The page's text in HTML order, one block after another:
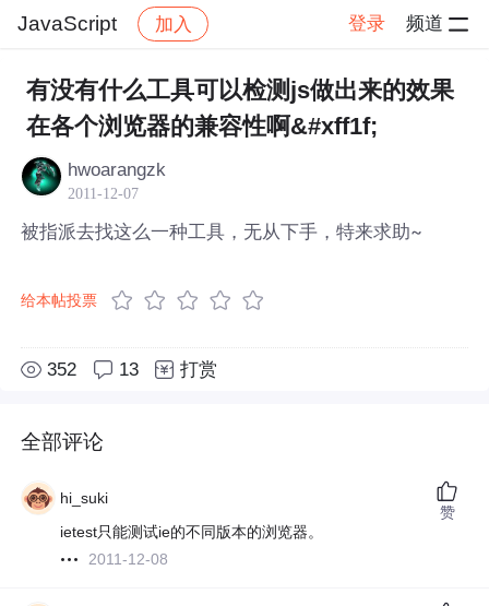
JavaScript 加入 登录 频道
社区 JavaScript 帖子详情
有没有什么工具可以检测js做出来的效果
在各个浏览器的兼容性啊&#xff1f;
hwoarangzk
2011-12-07
被指派去找这么一种工具，无从下手，特来求助~
给本帖投票
352 13 打赏
全部评论
hi_suki
ietest只能测试ie的不同版本的浏览器。
2011-12-08
赞